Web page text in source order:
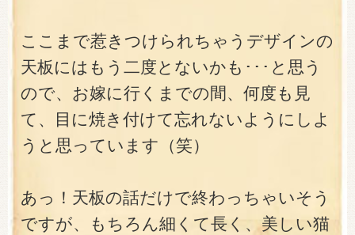
ここまで惹きつけられちゃうデザインの
天板にはもう二度とないかも･･･と思う
ので、お嫁に行くまでの間、何度も見
て、目に焼き付けて忘れないようにしよ
うと思っています（笑）
あっ！天板の話だけで終わっちゃいそう
ですが、もちろん細くて長く、美しい猫